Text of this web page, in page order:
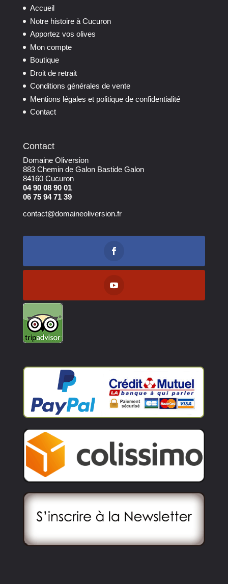
Accueil
Notre histoire à Cucuron
Apportez vos olives
Mon compte
Boutique
Droit de retrait
Conditions générales de vente
Mentions légales et politique de confidentialité
Contact
Contact
Domaine Oliversion
883 Chemin de Galon Bastide Galon
84160 Cucuron
04 90 08 90 01
06 75 94 71 39
contact@domaineoliversion.fr